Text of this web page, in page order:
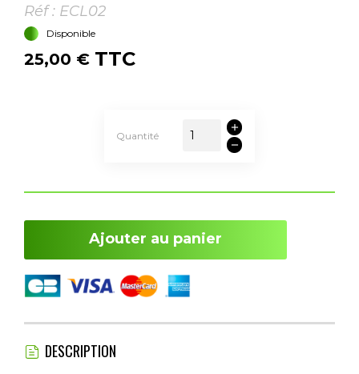
Réf : ECL02
Disponible
25,00 € TTC
Quantité
Ajouter au panier
DESCRIPTION